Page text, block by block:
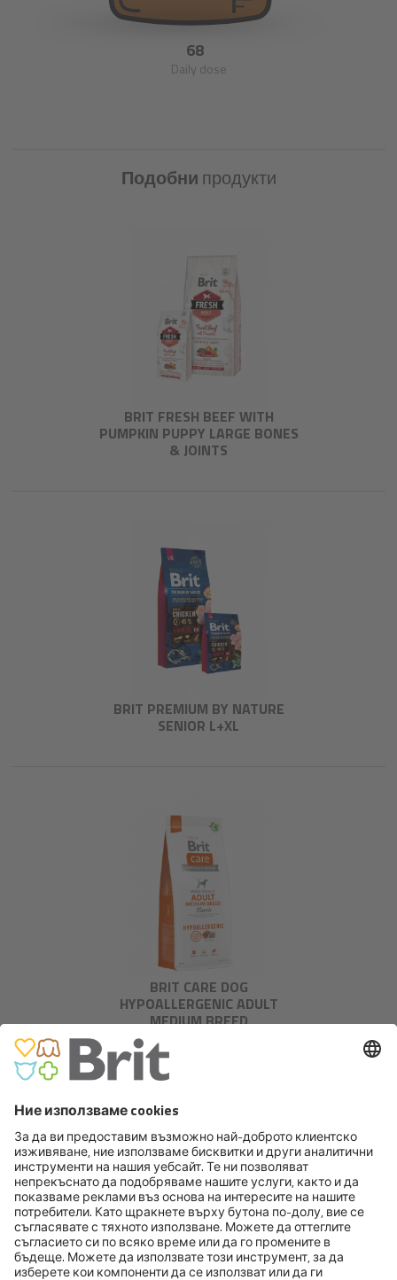
68
Daily dose
Подобнипродукти
BRIT FRESH BEEF WITH
PUMPKIN PUPPY LARGE BONES
& JOINTS
BRIT PREMIUM BY NATURE
SENIOR L+XL
BRIT CARE DOG
HYPOALLERGENIC ADULT
MEDIUM BREED